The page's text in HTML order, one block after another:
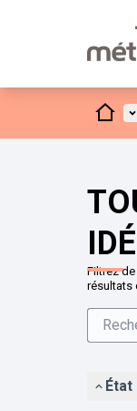
Filtrez
résultats
État